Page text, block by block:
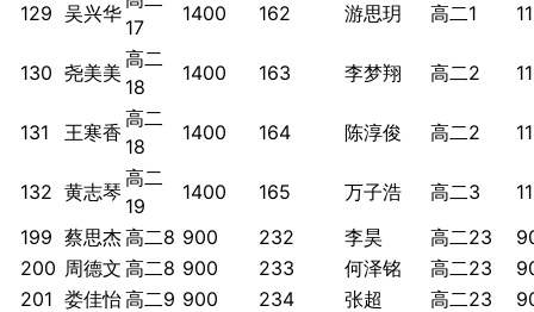
129 吴兴华
17
1400 162 游思玥 高二1
130 尧美美
高二
18
1400 163 李梦翔 高二2
131 王寒香
高二
18
1400 164 陈淳俊 高二2
132 黄志琴
高二
19
1400 165 万子浩 高二3
199 蔡思杰高二8 900 232 李昊 高二23
200 周德文 高二8 900 233 何泽铭 高二23
201 娄佳怡高二9 900 234 张超 高二23